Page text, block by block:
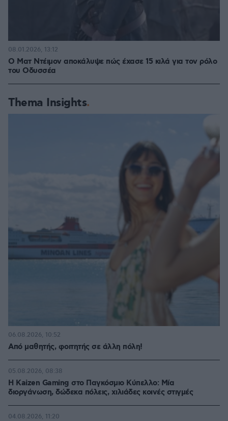
Ο Ματ Ντέιμον αποκάλυψε πώς έχασε 15 κιλά για τον ρόλο
του Οδυσσέα
08.01.2026, 13:12
Thema Insights
Από μαθητής, φοιτητής σε άλλη πόλη!
06.08.2026, 10:52
H Kaizen Gaming στο Παγκόσμιο Kύπελλο: Μία
διοργάνωση, δώδεκα πόλεις, χιλιάδες κοινές στιγμές
05.08.2026, 08:38
04.08.2026, 11:20